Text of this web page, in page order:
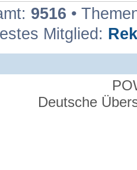
9516 •
Mitglied:
Deutsche